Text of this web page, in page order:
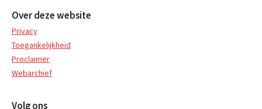
Over deze website
Privacy
Toegankelijkheid
Proclaimer
Webarchief
Volg ons